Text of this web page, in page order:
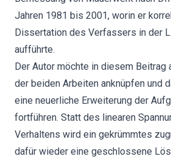
Jahren 1981 bis 2001, worin er
Dissertation des Verfassers in der
aufführte.
Der Autor möchte in diesem Beitrag
der beiden Arbeiten anknüpfen und
eine neuerliche Erweiterung der
fortführen. Statt des linearen
Verhaltens wird ein gekrümmtes
dafür wieder eine geschlossene